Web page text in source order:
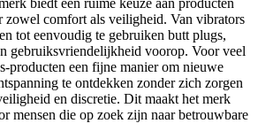
biedt een ruime keuze aan producten
comfort als veiligheid. Van vibrators
tot eenvoudig te gebruiken butt plugs,
gebruiksvriendelijkheid voorop. Voor veel
producten een fijne manier om nieuwe
te ontdekken zonder zich zorgen
en discretie. Dit maakt het merk
mensen die op zoek zijn naar betrouwbare